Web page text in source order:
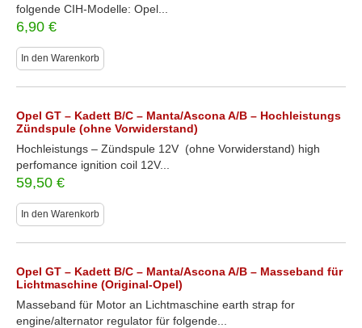
folgende CIH-Modelle: Opel...
6,90 €
In den Warenkorb
Opel GT – Kadett B/C – Manta/Ascona A/B – Hochleistungs
Zündspule (ohne Vorwiderstand)
Hochleistungs – Zündspule 12V (ohne Vorwiderstand) high
perfomance ignition coil 12V...
59,50 €
In den Warenkorb
Opel GT – Kadett B/C – Manta/Ascona A/B – Masseband für
Lichtmaschine (Original-Opel)
Masseband für Motor an Lichtmaschine earth strap for
engine/alternator regulator für folgende...